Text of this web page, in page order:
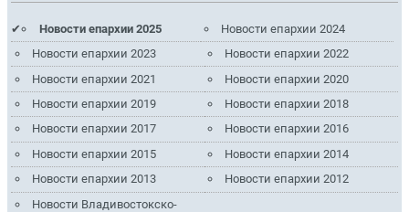
Новости епархии 2025
Новости епархии 2024
Новости епархии 2023
Новости епархии 2022
Новости епархии 2021
Новости епархии 2020
Новости епархии 2019
Новости епархии 2018
Новости епархии 2017
Новости епархии 2016
Новости епархии 2015
Новости епархии 2014
Новости епархии 2013
Новости епархии 2012
Новости Владивостокско-